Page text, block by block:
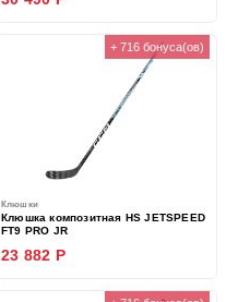
+ 716 бонуса(ов)
Клюшки
Клюшка композитная HS JETSPEED
FT9 PRO JR
23 882 Р